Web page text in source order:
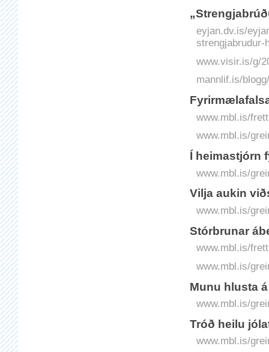
eyjan.dv.is/
strengjabrudur-
www.visir.is/g/
mannlif.is/
www.mbl.is/
www.mbl.is/
Í heimastjórn
www.mbl.is/
Vilja aukin
www.mbl.is/
Stórbrunar
www.mbl.is/
www.mbl.is/
Munu hlusta
www.mbl.is/
Tróð heilu
www.mbl.is/